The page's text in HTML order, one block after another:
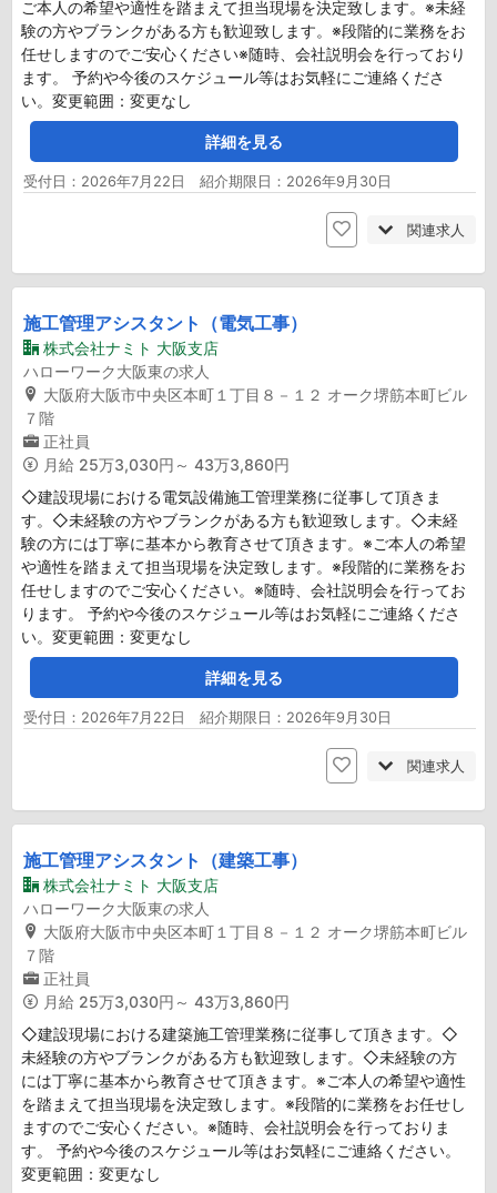
ご本人の希望や適性を踏まえて担当現場を決定致します。※未経
験の方やブランクがある方も歓迎致します。※段階的に業務をお
任せしますのでご安心ください※随時、会社説明会を行っており
ます。 予約や今後のスケジュール等はお気軽にご連絡くださ
い。変更範囲：変更なし
詳細を見る
受付日：2026年7月22日 紹介期限日：2026年9月30日
関連求人
施工管理アシスタント（電気工事）
株式会社ナミト 大阪支店
ハローワーク大阪東の求人
大阪府大阪市中央区本町１丁目８－１２ オーク堺筋本町ビル
７階
正社員
月給 25万3,030円～ 43万3,860円
◇建設現場における電気設備施工管理業務に従事して頂きま
す。◇未経験の方やブランクがある方も歓迎致します。◇未経
験の方には丁寧に基本から教育させて頂きます。※ご本人の希望
や適性を踏まえて担当現場を決定致します。※段階的に業務をお
任せしますのでご安心ください。※随時、会社説明会を行ってお
ります。 予約や今後のスケジュール等はお気軽にご連絡くださ
い。変更範囲：変更なし
詳細を見る
受付日：2026年7月22日 紹介期限日：2026年9月30日
関連求人
施工管理アシスタント（建築工事）
株式会社ナミト 大阪支店
ハローワーク大阪東の求人
大阪府大阪市中央区本町１丁目８－１２ オーク堺筋本町ビル
７階
正社員
月給 25万3,030円～ 43万3,860円
◇建設現場における建築施工管理業務に従事して頂きます。◇
未経験の方やブランクがある方も歓迎致します。◇未経験の方
には丁寧に基本から教育させて頂きます。※ご本人の希望や適性
を踏まえて担当現場を決定致します。※段階的に業務をお任せし
ますのでご安心ください。※随時、会社説明会を行っておりま
す。 予約や今後のスケジュール等はお気軽にご連絡ください。
変更範囲：変更なし